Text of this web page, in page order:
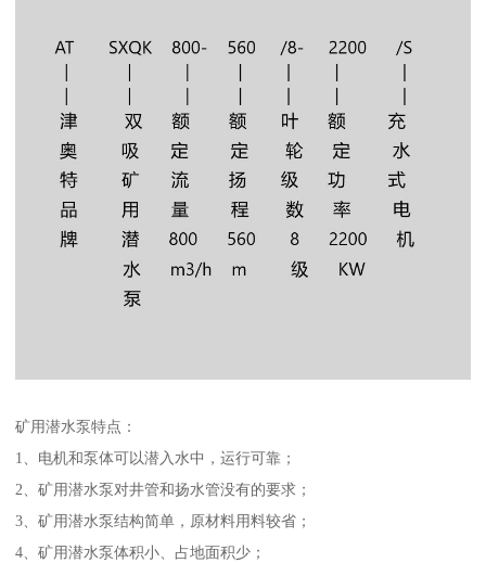
矿用潜水泵特点：
1、电机和泵体可以潜入水中，运行可靠；
2、矿用潜水泵对井管和扬水管没有的要求；
3、矿用潜水泵结构简单，原材料用料较省；
4、矿用潜水泵体积小、占地面积少；